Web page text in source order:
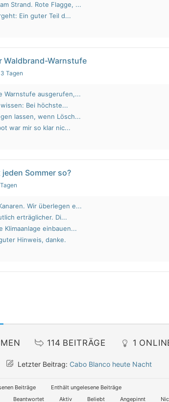
Strand. Rote Flagge, ...
Ein guter Teil d...
Waldbrand-Warnstufe
Tagen
Warnstufe ausgerufen,...
Bei höchste...
lassen, wenn Lösch...
war mir so klar nic...
Sommer so?
Wir überlegen e...
erträglicher. Di...
Klimaanlage einbauen...
Hinweis, danke.
114 BEITRÄGE 1
Letzter Beitrag: Cabo Blanco heute Nacht
Beiträge
Enthält ungelesene Beiträge
Beantwortet Aktiv Beliebt Angepinnt